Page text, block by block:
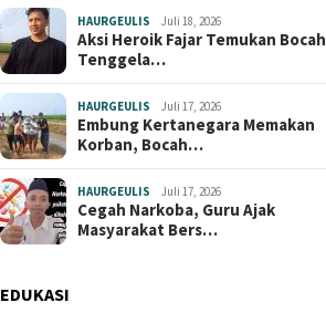
HAURGEULIS Juli 18, 2026
Aksi Heroik Fajar Temukan Bocah
Tenggela…
HAURGEULIS Juli 17, 2026
Embung Kertanegara Memakan
Korban, Bocah…
HAURGEULIS Juli 17, 2026
Cegah Narkoba, Guru Ajak
Masyarakat Bers…
EDUKASI